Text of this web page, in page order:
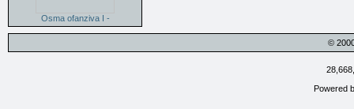
Osma ofanziva I -
©
Powered